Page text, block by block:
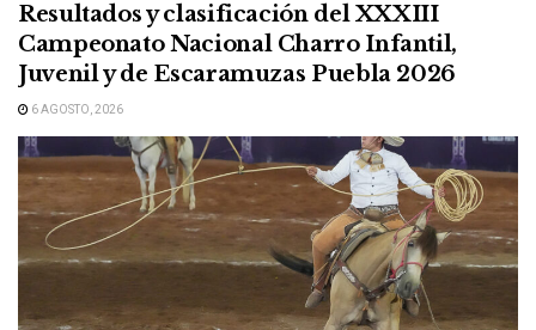
Resultados y clasificación del XXXIII
Campeonato Nacional Charro Infantil,
Juvenil y de Escaramuzas Puebla 2026
6 AGOSTO, 2026